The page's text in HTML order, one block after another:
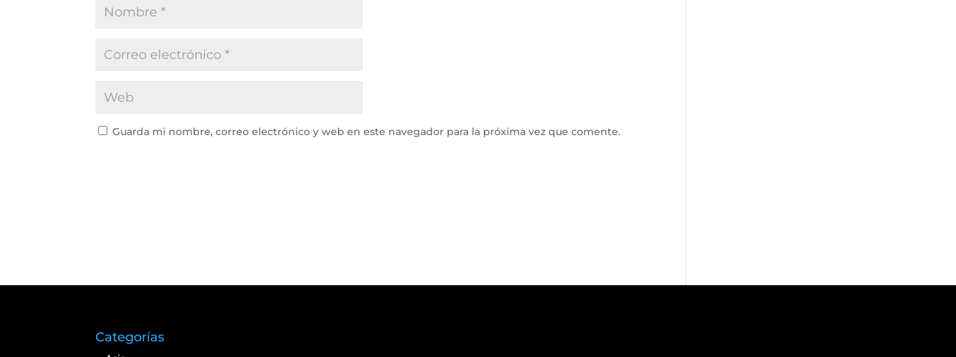
Guarda mi nombre, correo electrónico y web en este navegador para la próxima vez que comente.
Categorías